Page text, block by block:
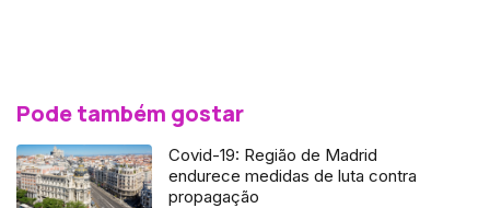
Pode também gostar
Covid-19: Região de Madrid
endurece medidas de luta contra
propagação